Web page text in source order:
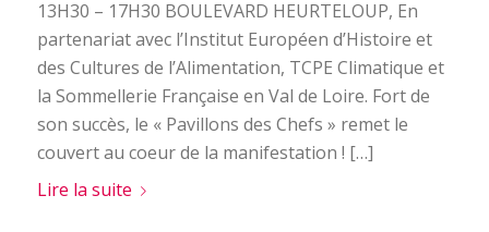
13H30 – 17H30 BOULEVARD HEURTELOUP, En
partenariat avec l’Institut Européen d’Histoire et
des Cultures de l’Alimentation, TCPE Climatique et
la Sommellerie Française en Val de Loire. Fort de
son succès, le « Pavillons des Chefs » remet le
couvert au coeur de la manifestation ! […]
Lire la suite